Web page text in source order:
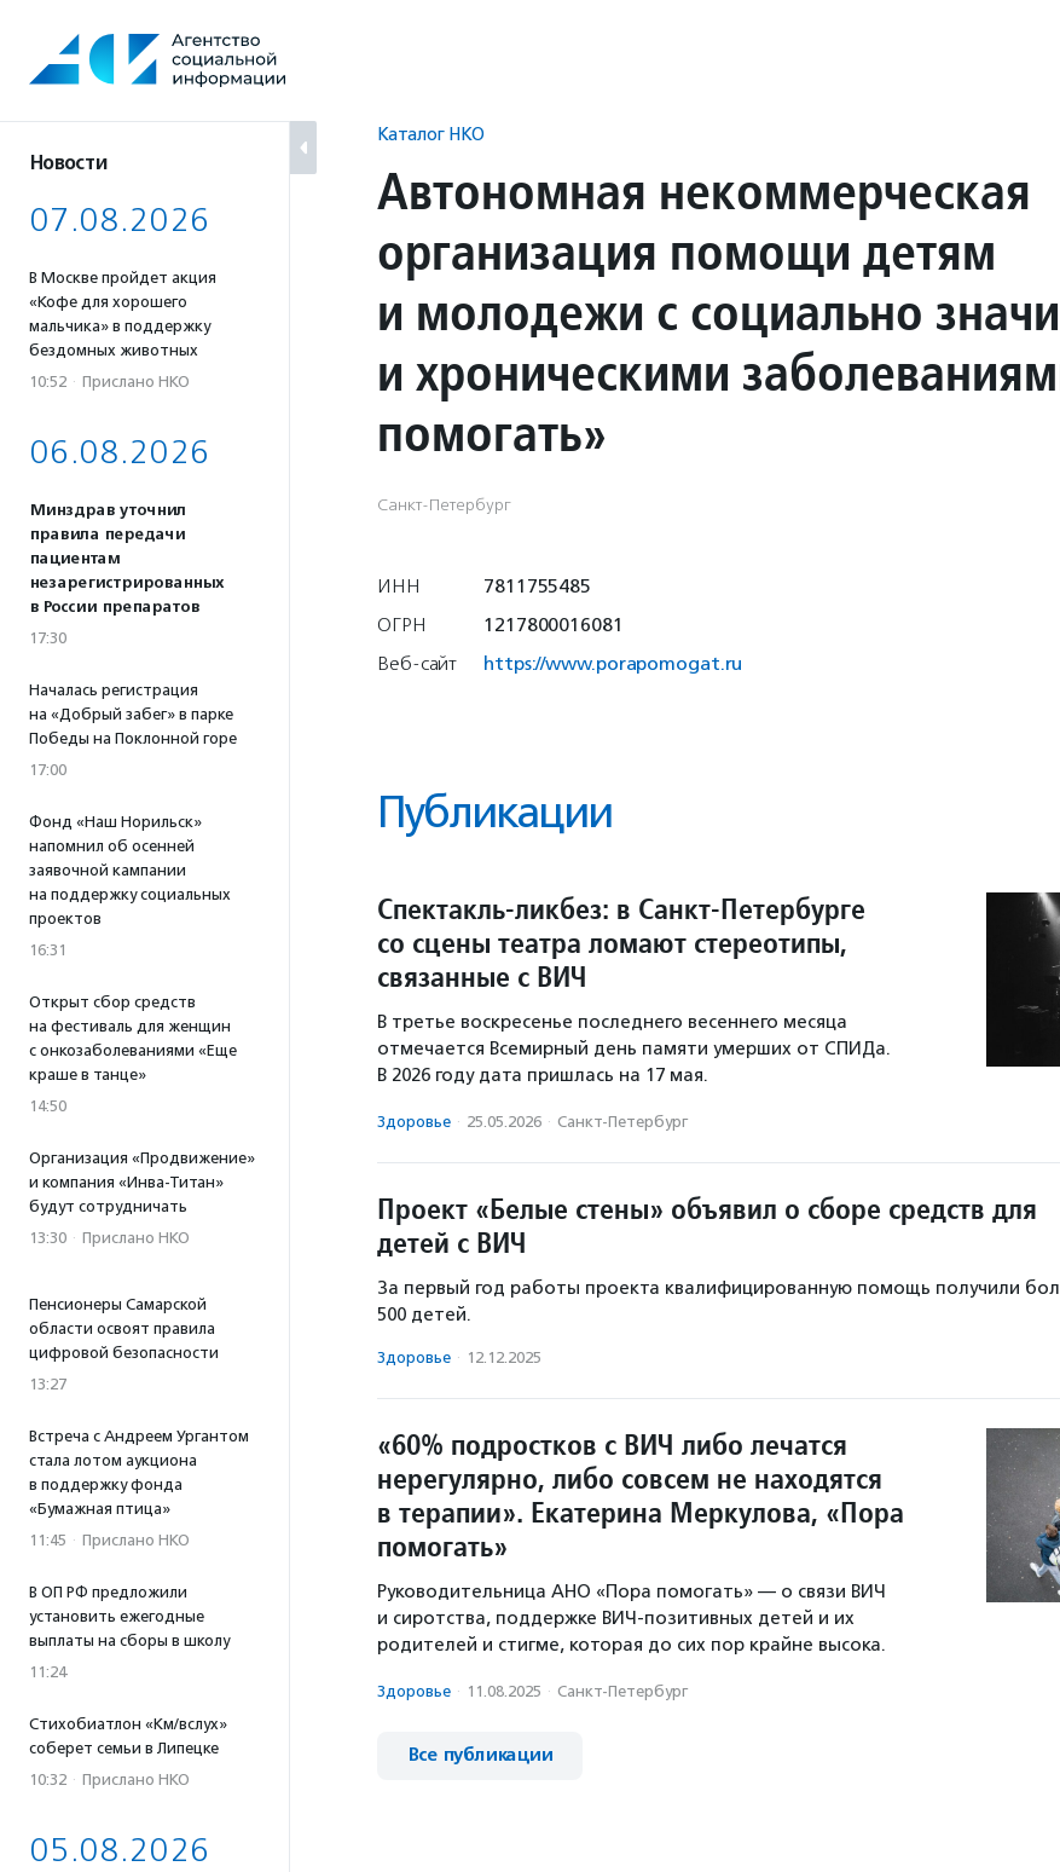
содержанию
Новости
07.08.2026
В Москве пройдет акция
«Кофе для хорошего
мальчика» в поддержку
бездомных животных
10:52 · Прислано НКО
06.08.2026
Минздрав уточнил
правила передачи
пациентам
незарегистрированных
в России препаратов
17:30
Началась регистрация
на «Добрый забег» в парке
Победы на Поклонной горе
17:00
Фонд «Наш Норильск»
напомнил об осенней
заявочной кампании
на поддержку социальных
проектов
16:31
Открыт сбор средств
на фестиваль для женщин
с онкозаболеваниями «Еще
краше в танце»
14:50
Организация «Продвижение»
и компания «Инва-Титан»
будут сотрудничать
13:30 · Прислано НКО
Пенсионеры Самарской
области освоят правила
цифровой безопасности
13:27
Встреча с Андреем Ургантом
стала лотом аукциона
в поддержку фонда
«Бумажная птица»
11:45 · Прислано НКО
В ОП РФ предложили
установить ежегодные
выплаты на сборы в школу
11:24
Стихобиатлон «Км/вслух»
соберет семьи в Липецке
10:32 · Прислано НКО
05.08.2026
Каталог НКО
Автономная некоммерческая
организация помощи детям
и молодежи с социально
и хроническими
помогать»
Санкт-Петербург
ИНН
7811755485
ОГРН
1217800016081
Веб-сайт
https://www.porapomogat.ru
Публикации
Спектакль-ликбез: в Санкт-Петербурге
со сцены театра ломают стереотипы,
связанные с ВИЧ
В третье воскресенье последнего весеннего месяца
отмечается Всемирный день памяти умерших от СПИДа.
В 2026 году дата пришлась на 17 мая.
Здоровье · 25.05.2026 · Санкт-Петербург
Проект «Белые стены» объявил о сборе средств для
детей с ВИЧ
За первый год работы проекта квалифицированную помощь получили
500 детей.
Здоровье · 12.12.2025
«60% подростков с ВИЧ либо лечатся
нерегулярно, либо совсем не находятся
в терапии». Екатерина Меркулова, «Пора
помогать»
Руководительница АНО «Пора помогать» — о связи ВИЧ
и сиротства, поддержке ВИЧ-позитивных детей и их
родителей и стигме, которая до сих пор крайне высока.
Здоровье · 11.08.2025 · Санкт-Петербург
Все публикации